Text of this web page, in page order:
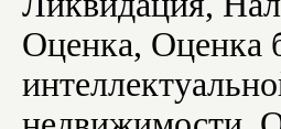
Оценка, Оценка